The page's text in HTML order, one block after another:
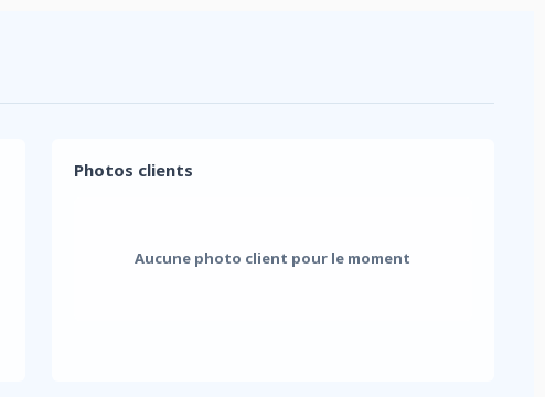
Photos clients
Aucune photo client pour le moment